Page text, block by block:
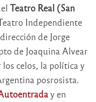
Teatro Real (San
Independiente
de Jorge
de Joaquina Alvear
celos, la política y
posrosista.
y en